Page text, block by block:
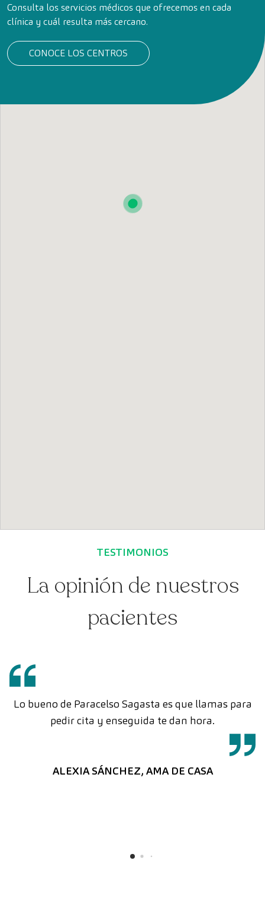
Consulta los servicios médicos que ofrecemos en cada
clínica y cuál resulta más cercano.
CONOCE LOS CENTROS
TESTIMONIOS
La opinión de nuestros
pacientes
Lo bueno de Paracelso Sagasta es que llamas para
pedir cita y enseguida te dan hora.
ALEXIA SÁNCHEZ, AMA DE CASA